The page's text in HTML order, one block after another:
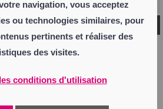
navigation, vous acceptez
ou technologies similaires, pour
pertinents et réaliser des
des visites.
conditions d'utilisation
Ok